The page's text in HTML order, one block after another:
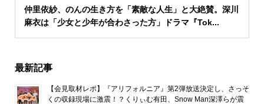
仲里依紗、のんの生き方を「素敵な人生」と大絶賛。深川
麻衣は「少女と少年が合わさった方」ドラマ『Tok...
最新記事
【会見取材レポ】『アリフォルニア』第2弾放送決定し、さっそ
くの収録現場に激震！？くりぃむ有田、Snow Man深澤らが震